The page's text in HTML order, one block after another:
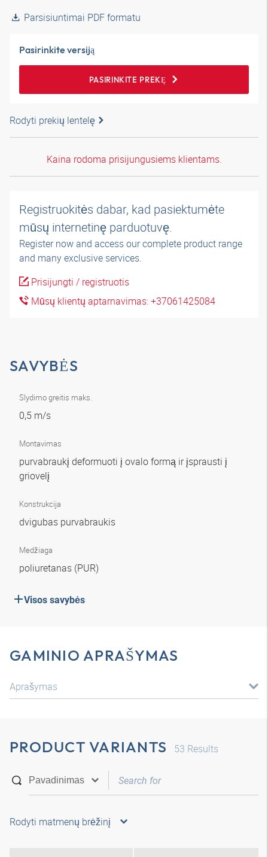
Parsisiuntimai PDF formatu
Pasirinkite versiją
PASIRINKITE PREKĘ
Rodyti prekių lentelę
Kaina rodoma prisijungusiems klientams.
Registruokitės dabar, kad pasiektumėte
mūsų internetinę parduotuvę.
Register now and access our complete product range
and many exclusive services.
Prisijungti / registruotis
Mūsų klientų aptarnavimas: +37061425084
SAVYBĖS
Slydimo greitis maks.
0,5 m/s
Montavimas
purvabraukį deformuoti į ovalo formą ir įsprausti į
griovelį
Konstrukcija
dvigubas purvabraukis
Medžiaga
poliuretanas (PUR)
Visos savybės
GAMINIO APRAŠYMAS
Aprašymas
PRODUCT VARIANTS 53 Results
Rodyti matmenų brėžinį